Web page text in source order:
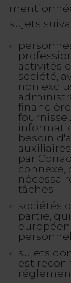
sujets
activités
société,
non
besoin
par
connexe,
tâches ;
sociétés
partie,
sujets
est